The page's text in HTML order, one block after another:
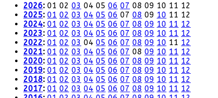
2026: 01 02 03 04 05 06 07 08 09 10 11 12
2025: 01 02 03 04 05 06 07 08 09 10 11 12
2024: 01 02 03 04 05 06 07 08 09 10 11 12
2023: 01 02 03 04 05 06 07 08 09 10 11 12
2022: 01 02 03 04 05 06 07 08 09 10 11 12
2021: 01 02 03 04 05 06 07 08 09 10 11 12
2020: 01 02 03 04 05 06 07 08 09 10 11 12
2019: 01 02 03 04 05 06 07 08 09 10 11 12
2018: 01 02 03 04 05 06 07 08 09 10 11 12
2017: 01 02 03 04 05 06 07 08 09 10 11 12